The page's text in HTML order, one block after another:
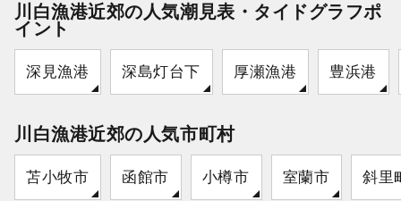
川白漁港近郊の人気潮見表・タイドグラフポ
イント
深見漁港 深島灯台下 厚瀬漁港 豊浜港
川白漁港近郊の人気市町村
苫小牧市 函館市 小樽市 室蘭市 斜里